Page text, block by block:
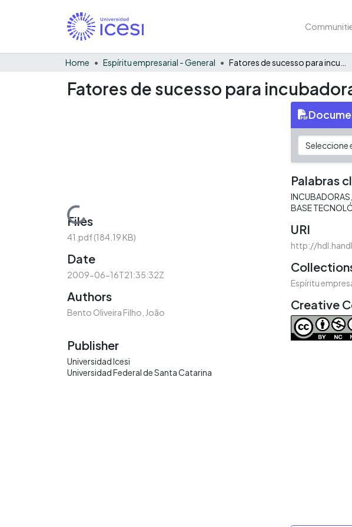
Home Espíritu empresarial - General
Fatores de sucesso para
Loading...
Files
41.pdf(184.19 KB)
Date
2009-06-16T21:35:32Z
Authors
Bento Oliveira Filho, João
Publisher
Universidad Icesi
Universidad Federal de Santa Catarina
Palabras
INCUBADORAS
BASE
URI
http://
Espíritu
Creative